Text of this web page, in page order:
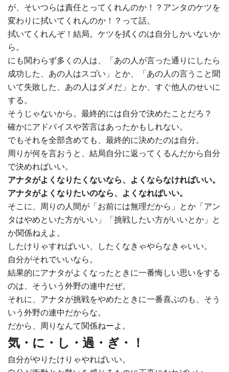
が、そいつらは責任とってくれんのか！？アンタのケツを
変わりに拭いてくれんのか！？って話。
拭いてくれんぞ！結局。ケツを拭くのは自分しかいないか
ら。
にも関わらず多くの人は、「あの人が言った通りにしたら
成功した、あの人はスゴい」とか、「あの人の言うこと聞
いて失敗した、あの人はダメだ」とか、すぐ他人のせいに
する。
そうじゃないから。最終的には自分で決めたことだろ？
確かにアドバイスや苦言はあったかもしれない。
でもそれを全部含めても、最終的に決めたのは自分。
周りが何を言おうと、結局自分に返ってくるんだから自分
で決めればいい。
アナタがよくなりたくないなら、よくならなければいい。
アナタがよくなりたいのなら、よくなればいい。
そこに、周りの人間が「お前には無理だから」とか「アン
タはやめといた方がいい」「挑戦したい方がいいとか」と
か関係ねえよ。
したけりゃすればいい、したくなきゃやらなきゃいい。
自分がそれでいいなら。
結果的にアナタがよくなったときに一番悔しい思いをする
のは、そういう外野の連中だぜ。
それに、アナタが挑戦をやめたときに一番喜ぶのも、そう
いう外野の連中だからな。
だから、周りなんて関係ねーよ。
気・に・し・過・ぎ・！
自分がやりたけりゃやればいい。